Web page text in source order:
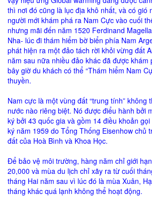
thì nơi đó cũng là lục địa khô nhất, và có gió
người mới khám phá ra Nam Cực vào cuối
nhưng mãi đến năm 1520 Ferdinand
Nha- lúc đi thám hiểm bờ biển phía Nam
phát hiện ra một đảo tách rời khỏi vừng đất
năm sau nữa nhiều đảo khác đã được
bây giờ du khách có thể “Thám hiểm Nam
thuyền.
Nam cực là một vùng đất “trung tính” không
nước nào riêng biệt. Nó được điểu hành bởi
ký bởi 43 quốc gia và gồm 14 điều khoản gọi
ký năm 1959 do Tổng Thống Eisenhow chủ
đất của Hoà Bình và Khoa Học.
Để bảo vệ môi trường, hàng năm chỉ giới
20,000 và mùa du lịch chỉ xãy ra từ cuối
tháng Hai năm sau vì lúc đó là mùa Xuân,
tháng khác quá lạnh không thể hoạt động.